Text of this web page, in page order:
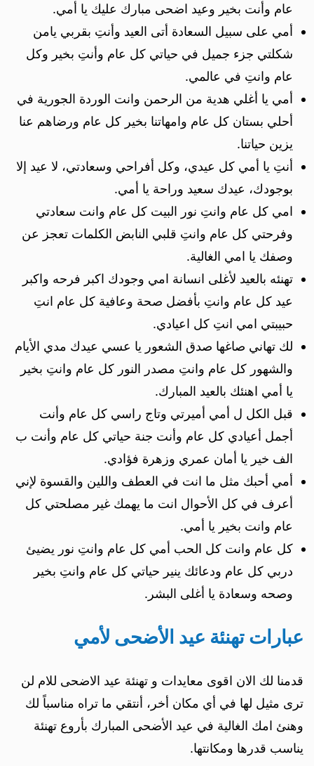
عام وأنت بخير وعيد اضحى مبارك عليك يا أمي.
أمي على سبيل السعادة أتى العيد وأنتِ بقربي يامن
شكلتي جزء جميل في حياتي كل عام وأنتِ بخير وكل
عام وانتِ في عالمي.
أمي يا أغلي هدية من الرحمن وانت الوردة الجورية في
أحلي بستان كل عام وامهاتنا بخير كل عام ورضاهم عنا
يزين حياتنا.
أنتِ يا أمي كل عيدي، وكل أفراحي وسعادتي، لا عيد إلا
بوجودك، عيدك سعيد وراحة يا أمي.
امي كل عام وانتِ نور البيت كل عام وانت سعادتي
وفرحتي كل عام وانتِ قلبي النابض الكلمات تعجز عن
وصفك يا امي الغالية.
تهنئه بالعيد لأغلى انسانة امي وجودك اكبر فرحه واكبر
عيد كل عام وانتِ بأفضل صحة وعافية كل عام انتِ
حبيبتي امي انتِ كل اعيادي.
لك تهاني صاغها صدق الشعور يا عسي عيدك مدي الأيام
والشهور كل عام وانتِ مصدر النور كل عام وانتِ بخير
يا أمي اهنئك بالعيد المبارك.
قبل الكل ل أمي أميرتي وتاج راسي كل عام وأنت
أجمل أعيادي كل عام وأنت جنة حياتي كل عام وأنت ب
الف خير يا أمان عمري وزهرة فؤادي.
أمي أحبك مثل ما انت في العطف واللين والقسوة لإني
أعرف في كل الأحوال انت ما يهمك غير مصلحتي كل
عام وانت بخير يا أمي.
كل عام وانت كل الحب أمي كل عام وانتِ نور يضيئ
دربي كل عام ودعائك ينير حياتي كل عام وانتِ بخير
وصحه وسعادة يا أغلى البشر.
عبارات تهنئة عيد الأضحى لأمي
قدمنا لك الان اقوى معايدات و تهنئة عيد الاضحى للام لن
ترى مثيل لها في أي مكان أخر، أنتقي ما تراه مناسباً لك
وهنئ امك الغالية في عيد الأضحى المبارك بأروع تهنئة
يناسب قدرها ومكانتها.